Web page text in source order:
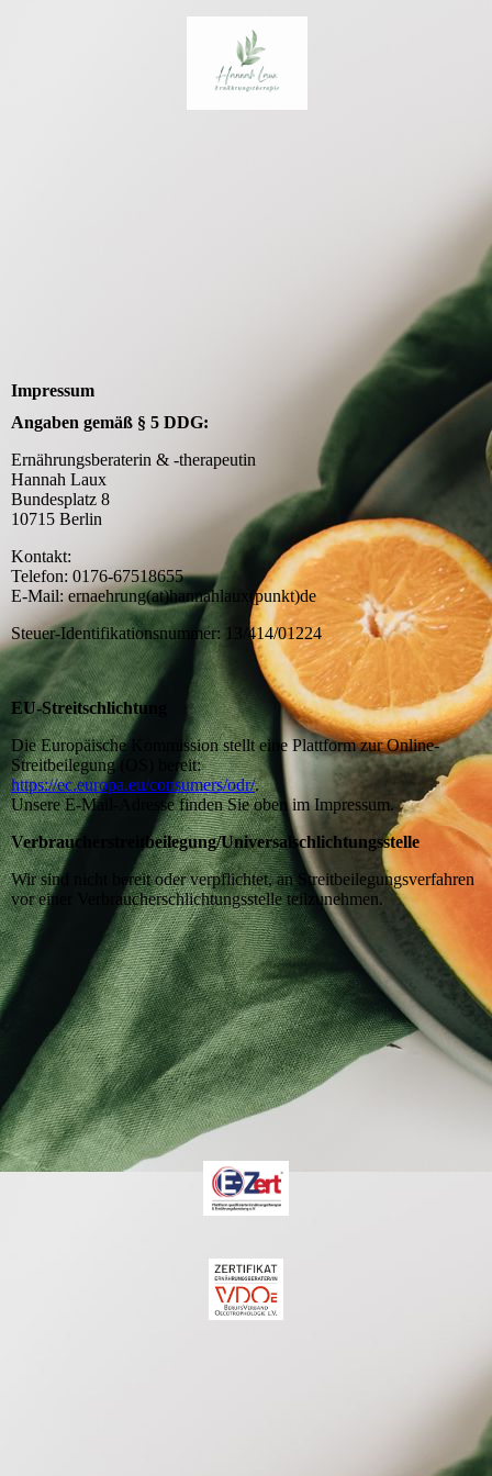
Impressum
Angaben gemäß § 5 DDG:
Ernährungsberaterin & -therapeutin
Hannah Laux
Bundesplatz 8
10715 Berlin
Kontakt:
Telefon: 0176-67518655
E-Mail: ernaehrung(at)hannahlaux(punkt)de
Steuer-Identifikationsnummer: 13/414/01224
EU-Streitschlichtung
Die Europäische Kommission stellt eine Plattform zur Online-
Streitbeilegung (OS) bereit:
https://ec.europa.eu/consumers/odr/.
Unsere E-Mail-Adresse finden Sie oben im Impressum.
Verbraucherstreitbeilegung/Universalschlichtungsstelle
Wir sind nicht bereit oder verpflichtet, an Streitbeilegungsverfahren
vor einer Verbraucherschlichtungsstelle teilzunehmen.